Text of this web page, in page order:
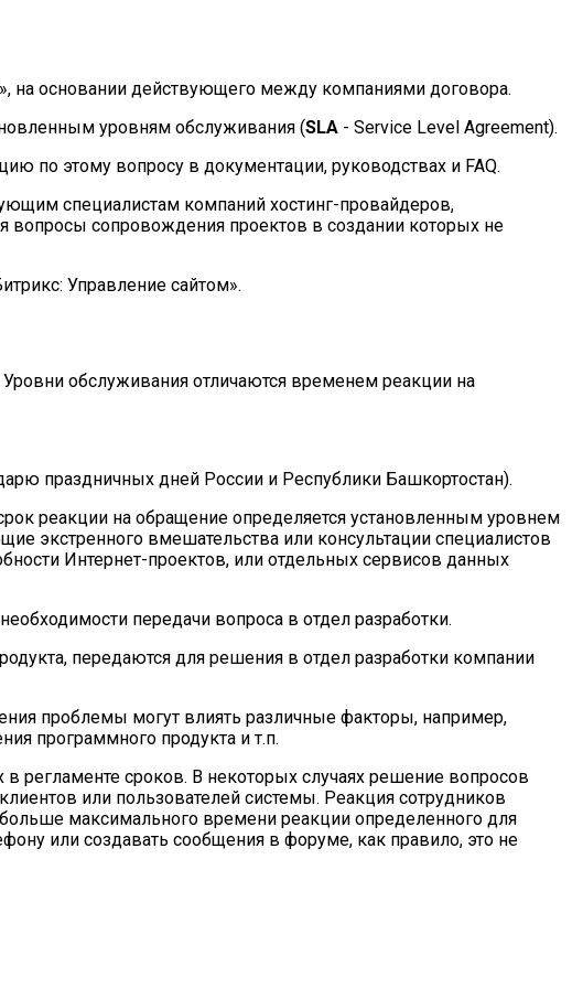
на основании действующего между компаниями договора.
уровням обслуживания (SLA - Service Level Agreement).
по этому вопросу в документации, руководствах и FAQ.
специалистам компаний хостинг-провайдеров,
вопросы сопровождения проектов в создании которых не
Управление сайтом».
обслуживания отличаются временем реакции на
праздничных дней России и Республики Башкортостан).
реакции на обращение определяется установленным уровнем
экстренного вмешательства или консультации специалистов
Интернет-проектов, или отдельных сервисов данных
передачи вопроса в отдел разработки.
передаются для решения в отдел разработки компании
проблемы могут влиять различные факторы, например,
программного продукта и т.п.
регламенте сроков. В некоторых случаях решение вопросов
или пользователей системы. Реакция сотрудников
максимального времени реакции определенного для
или создавать сообщения в форуме, как правило, это не